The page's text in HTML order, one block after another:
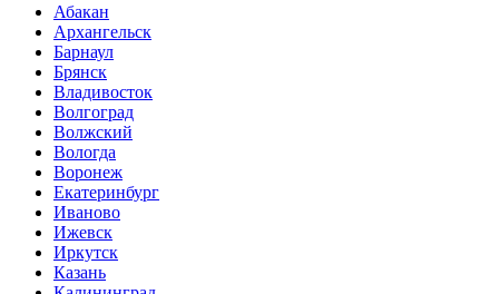
Абакан
Архангельск
Барнаул
Брянск
Владивосток
Волгоград
Волжский
Вологда
Воронеж
Екатеринбург
Иваново
Ижевск
Иркутск
Казань